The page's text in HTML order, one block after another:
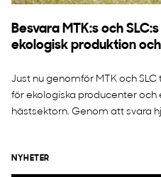
Besvara MTK:s och
ekologisk produktion
Just nu genomför MTK och
för ekologiska producenter och
hästsektorn. Genom att svara
NYHETER